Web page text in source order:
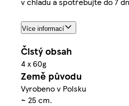
Více informací
Čistý obsah
4 x 60g
Země původu
Vyrobeno v Polsku
~ 25 cm.